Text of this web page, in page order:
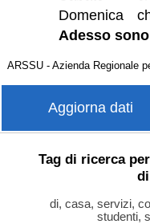
Domenica
Adesso
ARSSU - Azienda Regionale
Aggiorna dati
Tag di ricerca
di, casa, servizi,
studenti,